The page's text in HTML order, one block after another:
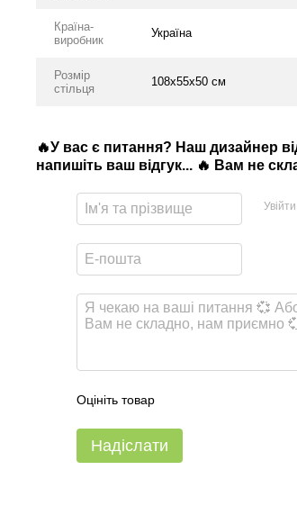
Країна-
виробник
Україна
Розмір
стільця
108х55х50 см
🔥У вас є питання? Наш дизайнер
напишіть ваш відгук... 🔥 Вам не
Оцініть товар
Надіслати